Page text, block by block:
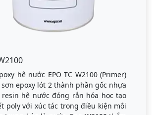
hệ nước EPO TC W2100 (Primer)
sơn epoxy lót 2 thành phần gốc nhựa
resin hệ nước đóng rắn hóa học tạo
poly với xúc tác trong điều kiện môi